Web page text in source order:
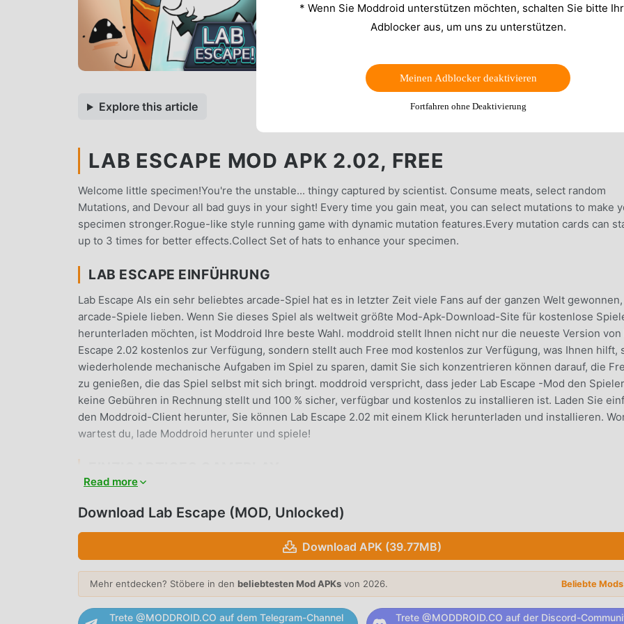
Explore this article
LAB ESCAPE MOD APK 2.02, FREE
Welcome little specimen!You're the unstable... thingy captured by scientist. Consume meats, select random
Mutations, and Devour all bad guys in your sight! Every time you gain meat, you can select mutations to make
specimen stronger.Rogue-like style running game with dynamic mutation features.Every mutation cards can
up to 3 times for better effects.Collect Set of hats to enhance your specimen.
LAB ESCAPE EINFÜHRUNG
Lab Escape Als ein sehr beliebtes arcade-Spiel hat es in letzter Zeit viele Fans auf der ganzen Welt
arcade-Spiele lieben. Wenn Sie dieses Spiel als weltweit größte Mod-Apk-Download-Site für kostenlose
herunterladen möchten, ist Moddroid Ihre beste Wahl. moddroid stellt Ihnen nicht nur die neueste Version von
Escape 2.02 kostenlos zur Verfügung, sondern stellt auch Free mod kostenlos zur Verfügung, was Ihnen hilft,
wiederholende mechanische Aufgaben im Spiel zu sparen, damit Sie sich konzentrieren können darauf, die
zu genießen, die das Spiel selbst mit sich bringt. moddroid verspricht, dass jeder Lab Escape -Mod den
keine Gebühren in Rechnung stellt und 100 % sicher, verfügbar und kostenlos zu installieren ist. Laden Sie
den Moddroid-Client herunter, Sie können Lab Escape 2.02 mit einem Klick herunterladen und installieren.
wartest du, lade Moddroid herunter und spiele!
auf der ganzen Welt zu gewinnen. Im Gegensatz zu herkömmlichen arcade-Spielen müssen Sie in Lab Escape
genießen können, die die klassischen arcade-Spiele bringen Lab Escape 2.02. Gleichzeitig hat moddroid
eine Plattform für arcade-Spieleliebhaber aufgebaut, die es Ihnen ermöglicht, mit allen arcade-
auf der ganzen Welt zu kommunizieren und zu teilen, worauf Sie warten, sich moddroid anzuschließen und
genießen arcade Spiel mit allen globalen Partnern kommen glücklich
Read more
Download Lab Escape (MOD, Unlocked)
Download APK (39.77MB)
Mehr entdecken? Stöbere in den beliebtesten Mod APKs von 2026. Beliebte
Trete @MODDROID.CO auf dem Telegram-Channel
Trete @MODDROID.CO auf der Discord-
* Wenn Sie Moddroid unterstützen möchten, schalten Sie bitte
Adblocker aus, um uns zu unterstützen.
Meinen Adblocker deaktivieren
Fortfahren ohne Deaktivierung